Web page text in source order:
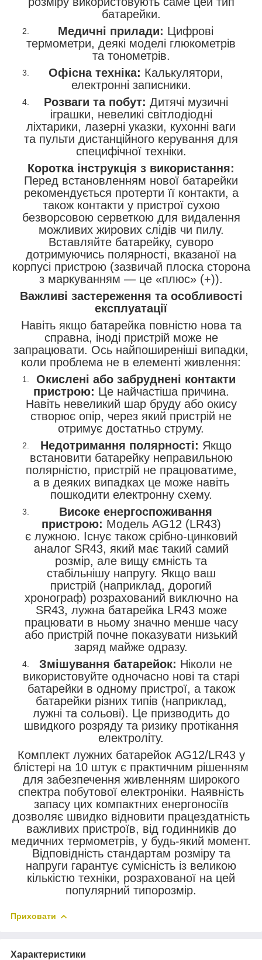
батарейки.
Медичні прилади: Цифрові
термометри, деякі моделі глюкометрів
та тонометрів.
Офісна техніка: Калькулятори,
електронні записники.
Розваги та побут: Дитячі музичні
іграшки, невеликі світлодіодні
ліхтарики, лазерні указки, кухонні ваги
та пульти дистанційного керування для
специфічної техніки.
Коротка інструкція з використання:
Перед встановленням нової батарейки
рекомендується протерти її контакти, а
також контакти у пристрої сухою
безворсовою серветкою для видалення
можливих жирових слідів чи пилу.
Вставляйте батарейку, суворо
дотримуючись полярності, вказаної на
корпусі пристрою (зазвичай плоска сторона
з маркуванням — це «плюс» (+)).
Важливі застереження та особливості
експлуатації
Навіть якщо батарейка повністю нова та
справна, іноді пристрій може не
запрацювати. Ось найпоширеніші випадки,
коли проблема не в елементі живлення:
Окислені або забруднені контакти
пристрою: Це найчастіша причина.
Навіть невеликий шар бруду або окису
створює опір, через який пристрій не
отримує достатньо струму.
Недотримання полярності: Якщо
встановити батарейку неправильною
полярністю, пристрій не працюватиме,
а в деяких випадках це може навіть
пошкодити електронну схему.
Високе енергоспоживання
пристрою: Модель AG12 (LR43)
є лужною. Існує також срібно-цинковий
аналог SR43, який має такий самий
розмір, але вищу ємність та
стабільнішу напругу. Якщо ваш
пристрій (наприклад, дорогий
хронограф) розрахований виключно на
SR43, лужна батарейка LR43 може
працювати в ньому значно менше часу
або пристрій почне показувати низький
заряд майже одразу.
Змішування батарейок: Ніколи не
використовуйте одночасно нові та старі
батарейки в одному пристрої, а також
батарейки різних типів (наприклад,
лужні та сольові). Це призводить до
швидкого розряду та ризику протікання
електроліту.
Комплект лужних батарейок AG12/LR43 у
блістері на 10 штук є практичним рішенням
для забезпечення живленням широкого
спектра побутової електроніки. Наявність
запасу цих компактних енергоносіїв
дозволяє швидко відновити працездатність
важливих пристроїв, від годинників до
медичних термометрів, у будь-який момент.
Відповідність стандартам розміру та
напруги гарантує сумісність із великою
кількістю техніки, розрахованої на цей
популярний типорозмір.
Приховати
Характеристики